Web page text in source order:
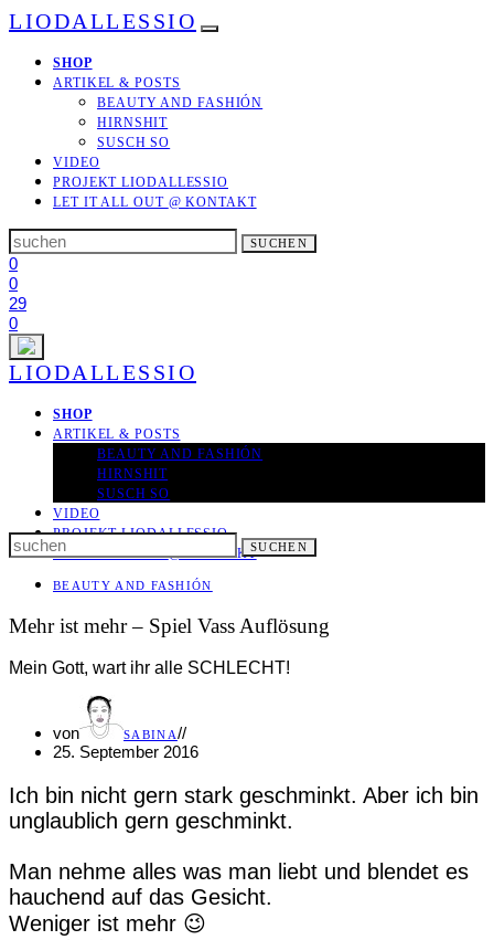
LIODALLESSIO
SHOP
ARTIKEL & POSTS
BEAUTY AND FASHIÓN
HIRNSHIT
SUSCH SO
VIDEO
PROJEKT LIODALLESSIO
LET IT ALL OUT @ KONTAKT
Search
for:
SUCHEN
0
0
29
0
LIODALLESSIO
SHOP
ARTIKEL & POSTS
BEAUTY AND FASHIÓN
HIRNSHIT
SUSCH SO
VIDEO
PROJEKT LIODALLESSIO
LET IT ALL OUT@ KONTAKT
Search
for:
SUCHEN
BEAUTY AND FASHIÓN
Mehr ist mehr – Spiel Vass Auflösung
Mein Gott, wart ihr alle SCHLECHT!
von SABINA//
25. September 2016
Ich bin nicht gern stark geschminkt. Aber ich bin
unglaublich gern geschminkt.
Man nehme alles was man liebt und blendet es
hauchend auf das Gesicht.
Weniger ist mehr 😉